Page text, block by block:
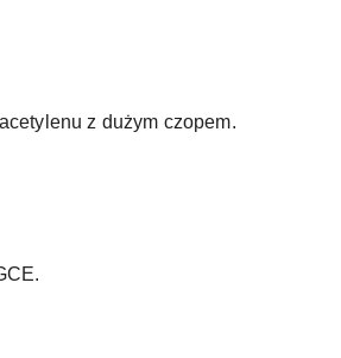
z dużym czopem.